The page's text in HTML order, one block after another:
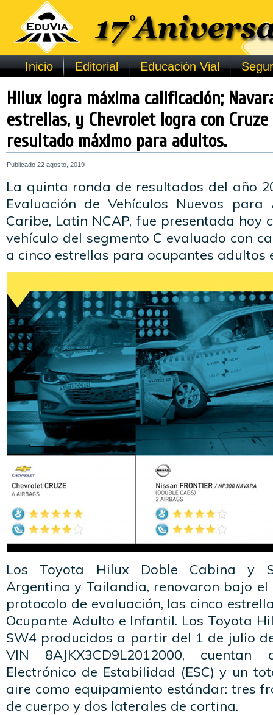
Inicio Editorial Educación Vial
Hilux logra máxima calificación;
estrellas, y Chevrolet logra con
resultado máximo para adultos.
Publicado 22 agosto, 2019
La quinta ronda de resultados del año
Evaluación de Vehículos Nuevos
Caribe, Latin NCAP, fue presentada hoy
vehículo del segmento C evaluado con
a cinco estrellas para ocupantes adultos
Los Toyota Hilux Doble Cabina y
Argentina y Tailandia, renovaron bajo
protocolo de evaluación, las cinco
Ocupante Adulto e Infantil. Los Toyota
SW4 producidos a partir del 1 de julio
VIN 8AJKX3CD9L2012000,
Electrónico de Estabilidad (ESC) y un
aire como equipamiento estándar: tres
de cuerpo y dos laterales de cortina.